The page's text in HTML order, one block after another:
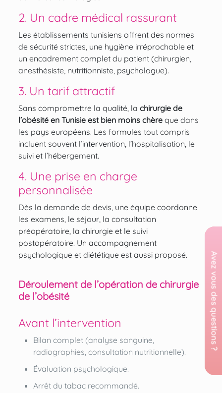
2. Un cadre médical rassurant
Les établissements tunisiens offrent des normes
de sécurité strictes, une hygiène irréprochable et
un encadrement complet du patient (chirurgien,
anesthésiste, nutritionniste, psychologue).
3. Un tarif attractif
Sans compromettre la qualité, la chirurgie de
l’obésité en Tunisie est bien moins chèreque dans
les pays européens. Les formules tout compris
incluent souvent l’intervention, l’hospitalisation, le
suivi et l’hébergement.
4. Une prise en charge
personnalisée
Dès la demande de devis, une équipe coordonne
les examens, le séjour, la consultation
préopératoire, la chirurgie et le suivi
postopératoire. Un accompagnement
psychologique et diététique est aussi proposé.
Déroulement de l’opération de chirurgie
de l’obésité
Avant l’intervention
Bilan complet (analyse sanguine,
radiographies, consultation nutritionnelle).
Évaluation psychologique.
Arrêt du tabac recommandé.